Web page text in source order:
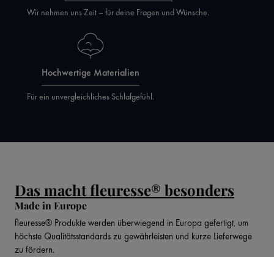
Wir nehmen uns Zeit – für deine Fragen und Wünsche.
Hochwertige Materialien
Für ein unvergleichliches Schlafgefühl.
Das macht fleuresse® besonders
Made in Europe
fleuresse® Produkte werden überwiegend in Europa gefertigt, um
höchste Qualitätsstandards zu gewährleisten und kurze Lieferwege
zu fördern.